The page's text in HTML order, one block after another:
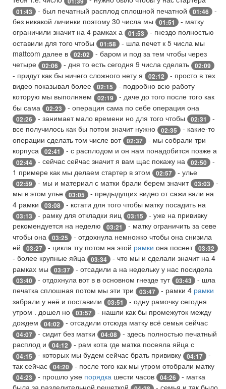
01:43 - был печатный расплод сплошной печатной 01:46
-
без никакой личинки поэтому 30 числа мы
01:51
- матку
ограничили значит на 4 рамках а
01:53
- гнездо полностью
оставили для того чтобы
01:58
- шла печет к 5 числа мы
mattcom далее в
02:02
- баром и под за тем чтобы через
четыре
02:06 - дня то есть сегодня 9 числа сделать 02:09
- придут как бы ничего сложного нету я 02:12
- просто в тех
видео показывал более
02:15
- подробно всю работу
которую мы выполняем
02:19
- даче до того после того как
бы сама
02:23 - операция сама по себе операция она
02:26 - занимает мало времени но для того чтобы 02:31
-
все получилось как бы потом значит нужно
02:35
- какие-то
операции сделать том числе вот 02:37
- мы собрали три
корпуса
02:41 - с расплодом и он нам понадобится позже а
02:44 - сейчас сейчас значит я вам щас покажу на 02:50
-
1 примере как мы делаем стартер в этом
02:57 - улье
02:59 - мы и материал с матки брали берем значит 03:03
-
мы в этом улье
03:05
- предыдущих видео от сажи вали на
4 рамки
03:08 - кстати для того чтобы матку посадить на
03:13 - рамку для откладки яиц 03:15
- уже на прививку
рекомендуется на неделю
03:21
- матку ограничить за севе
чтобы она
03:25
- отдохнула немножко чтобы она снизила
ей
03:27 - цикла тгу потом на этой рамки она посеет 03:32
- более крупные яйца 03:34
- что мы и сделали значит на 4
рамках мы
03:37 - отсадили а на недельку у нас посидела
03:40 - отдохнула вот в в основном гнезде тут 03:43
- шла
печатка сплошная потом мы эти три
03:47 - рамки 4 рамки
забрали у неё и поставили
03:51
- одну рамочку сегодня
утром . дошел но
03:57
- нашли как бы промежуток между
дождем
04:02 - отсадили отсюда матку всё семья сейчас
04:07 - сидит без матки 04:08
- здесь полностью печатный
расплод и
04:12 - рам кота где матка посеяла яйца с
04:15 - которых мы будем сейчас брать прививку 04:17
-
так сейчас
04:20 - после того как мы утром отобрали матку
04:23 - прошло уже порядка шести часов 04:26
- матка